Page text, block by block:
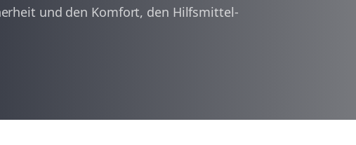
und den Komfort, den Hilfsmittel-